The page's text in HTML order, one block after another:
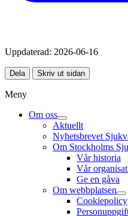
Uppdaterad: 2026-06-16
Dela Skriv ut sidan
Meny
Om oss
Aktuellt
Nyhetsbrevet
Om Stockholms
Vår historia
Vår
Ge en gåva
Om webbplatsen
Cookiepolicy